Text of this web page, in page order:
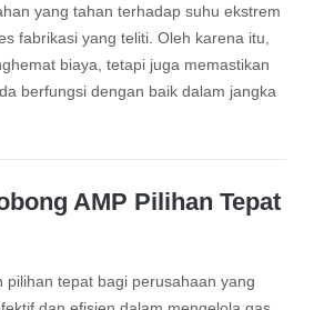
yang tahan terhadap suhu ekstrem
fabrikasi yang teliti. Oleh karena itu,
biaya, tetapi juga memastikan
berfungsi dengan baik dalam jangka
AMP Pilihan Tepat
pilihan tepat bagi perusahaan yang